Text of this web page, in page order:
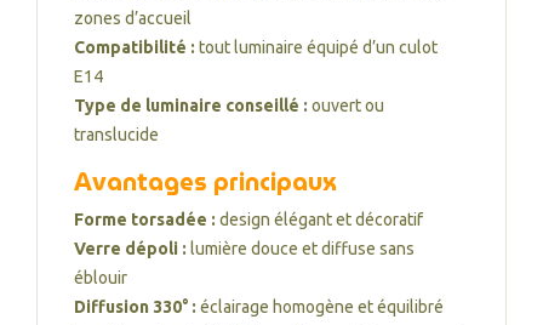
zones d’accueil
Compatibilité : tout luminaire équipé d’un culot
E14
Type de luminaire conseillé : ouvert ou
translucide
Avantages principaux
Forme torsadée : design élégant et décoratif
Verre dépoli : lumière douce et diffuse sans
éblouir
Diffusion 330° : éclairage homogène et équilibré